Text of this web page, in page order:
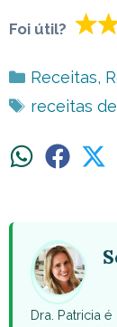
Foi útil?
Categorias
Receitas,
Tags
receitas
ShareShare
Dra. Patricia